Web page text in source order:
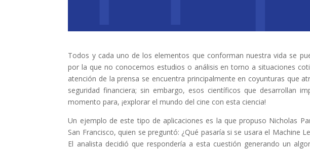
Todos y cada uno de los elementos que conforman nuestra vida se
por la que no conocemos estudios o análisis en torno a situaciones
atención de la prensa se encuentra principalmente en coyunturas que
seguridad financiera; sin embargo, esos científicos que desarrollan
momento para, ¡explorar el mundo del cine con esta ciencia!
Un ejemplo de este tipo de aplicaciones es la que propuso Nicholas
San Francisco, quien se preguntó: ¿Qué pasaría si se usara el Machine
El analista decidió que respondería a esta cuestión generando un